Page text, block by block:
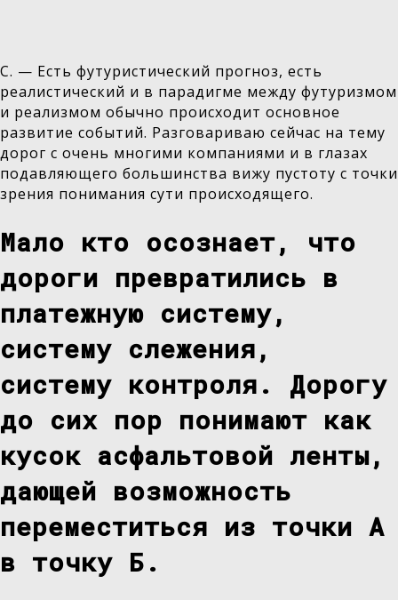
С. — Есть футуристический прогноз, есть
реалистический и в парадигме между футуризмом
и реализмом обычно происходит основное
развитие событий. Разговариваю сейчас на тему
дорог с очень многими компаниями и в глазах
подавляющего большинства вижу пустоту с точки
зрения понимания сути происходящего.
Мало кто осознает, что
дороги превратились в
платежную систему,
систему слежения,
систему контроля. Дорогу
до сих пор понимают как
кусок асфальтовой ленты,
дающей возможность
переместиться из точки А
в точку Б.